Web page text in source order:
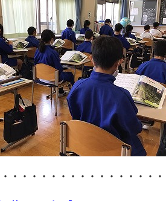
・・・・・・・・・・・・・・・・